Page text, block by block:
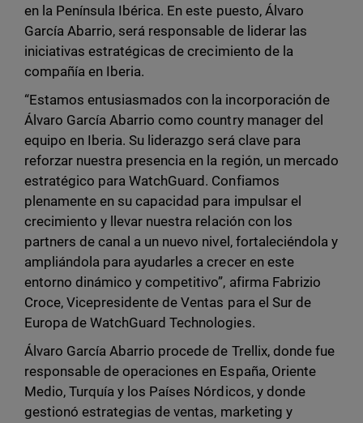
en la Península Ibérica. En este puesto, Álvaro
García Abarrio, será responsable de liderar las
iniciativas estratégicas de crecimiento de la
compañía en Iberia.
“Estamos entusiasmados con la incorporación de
Álvaro García Abarrio como country manager del
equipo en Iberia. Su liderazgo será clave para
reforzar nuestra presencia en la región, un mercado
estratégico para WatchGuard. Confiamos
plenamente en su capacidad para impulsar el
crecimiento y llevar nuestra relación con los
partners de canal a un nuevo nivel, fortaleciéndola y
ampliándola para ayudarles a crecer en este
entorno dinámico y competitivo”, afirma Fabrizio
Croce, Vicepresidente de Ventas para el Sur de
Europa de WatchGuard Technologies.
Álvaro García Abarrio procede de Trellix, donde fue
responsable de operaciones en España, Oriente
Medio, Turquía y los Países Nórdicos, y donde
gestionó estrategias de ventas, marketing y